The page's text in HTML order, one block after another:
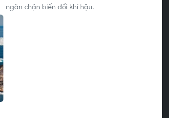
ngăn chặn biến đổi khí hậu.